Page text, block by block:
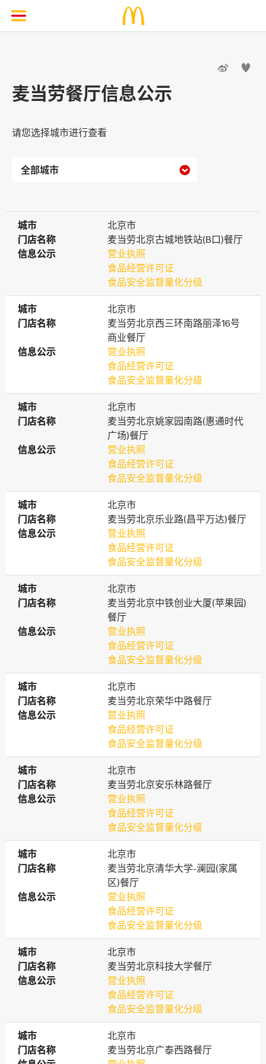
 
麦当劳餐厅信息公示
请您选择城市进行查看

城市
城市
北京市
门店名称
门店名称
麦当劳北京古城地铁站(B口)餐厅
信息公示
信息公示
营业执照
食品经营许可证
食品安全监督量化分级
城市
城市
北京市
门店名称
门店名称
麦当劳北京西三环南路丽泽16号
商业餐厅
信息公示
信息公示
营业执照
食品经营许可证
食品安全监督量化分级
城市
城市
北京市
门店名称
门店名称
麦当劳北京姚家园南路(惠通时代
广场)餐厅
信息公示
信息公示
营业执照
食品经营许可证
食品安全监督量化分级
城市
城市
北京市
门店名称
门店名称
麦当劳北京乐业路(昌平万达)餐厅
信息公示
信息公示
营业执照
食品经营许可证
食品安全监督量化分级
城市
城市
北京市
门店名称
门店名称
麦当劳北京中铁创业大厦(苹果园)
餐厅
信息公示
信息公示
营业执照
食品经营许可证
食品安全监督量化分级
城市
城市
北京市
门店名称
门店名称
麦当劳北京荣华中路餐厅
信息公示
信息公示
营业执照
食品经营许可证
食品安全监督量化分级
城市
城市
北京市
门店名称
门店名称
麦当劳北京安乐林路餐厅
信息公示
信息公示
营业执照
食品经营许可证
食品安全监督量化分级
城市
城市
北京市
门店名称
门店名称
麦当劳北京清华大学-澜园(家属
区)餐厅
信息公示
信息公示
营业执照
食品经营许可证
食品安全监督量化分级
城市
城市
北京市
门店名称
门店名称
麦当劳北京科技大学餐厅
信息公示
信息公示
营业执照
食品经营许可证
食品安全监督量化分级
城市
城市
北京市
门店名称
门店名称
麦当劳北京广泰西路餐厅